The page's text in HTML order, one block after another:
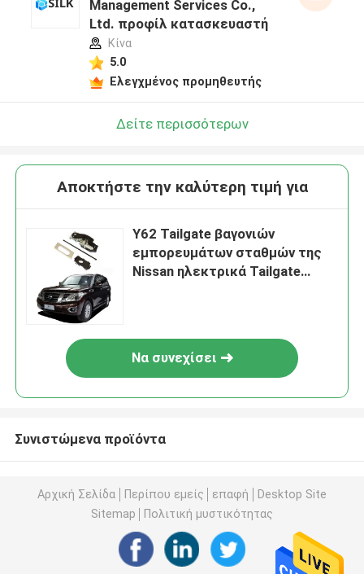
Management Services Co.,
Ltd. προφίλ κατασκευαστή
Κίνα
5.0
Ελεγχμένος προμηθευτής
Δείτε περισσότερων
Αποκτήστε την καλύτερη τιμή για
Y62 Tailgate βαγονιών
εμπορευμάτων σταθμών της
Nissan ηλεκτρικά Tailgate
Να συνεχίσει
Συνιστώμενα προϊόντα
Αρχική Σελίδα Περίπου εμείς επαφή
Desktop Site
Sitemap
Πολιτική μυστικότητας